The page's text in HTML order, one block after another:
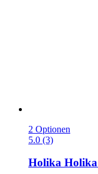
2 Optionen
5.0 (3)
Holika Holika